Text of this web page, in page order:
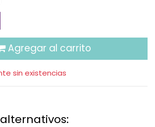
Agregar al carrito
sin existencias